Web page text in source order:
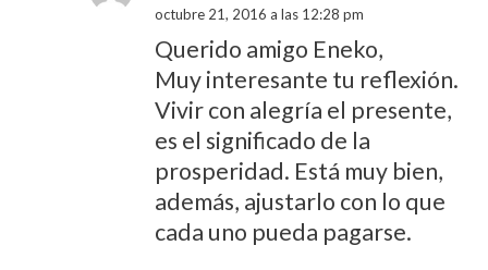
octubre 21, 2016 a las 12:28 pm
Querido amigo Eneko,
Muy interesante tu reflexión.
Vivir con alegría el presente,
es el significado de la
prosperidad. Está muy bien,
además, ajustarlo con lo que
cada uno pueda pagarse.